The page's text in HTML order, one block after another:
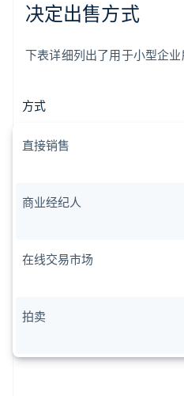
决定出售方式
下表详细列出了用于小型企业
方式
直接销售
商业经纪人
在线交易市场
拍卖